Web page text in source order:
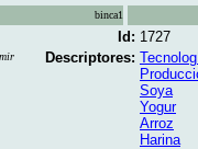
binca1
Id: 1727
Descriptores:
Soya
Yogur
Arroz
Harina